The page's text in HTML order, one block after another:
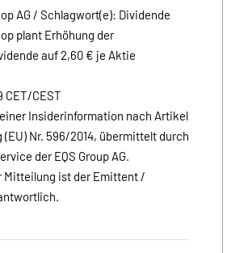
AG / Schlagwort(e): Dividende
plant Erhöhung der
auf 2,60 € je Aktie
CET/CEST
Insiderinformation nach Artikel
(EU) Nr. 596/2014, übermittelt durch
der EQS Group AG.
Mitteilung ist der Emittent /